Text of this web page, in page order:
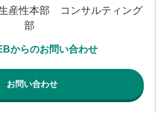
産性本部 コンサルティング
部
からのお問い合わせ
お問い合わせ